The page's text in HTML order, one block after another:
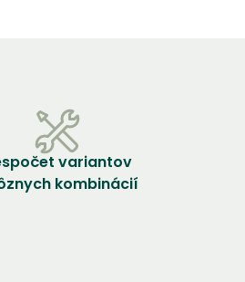
variantov
kombinácií